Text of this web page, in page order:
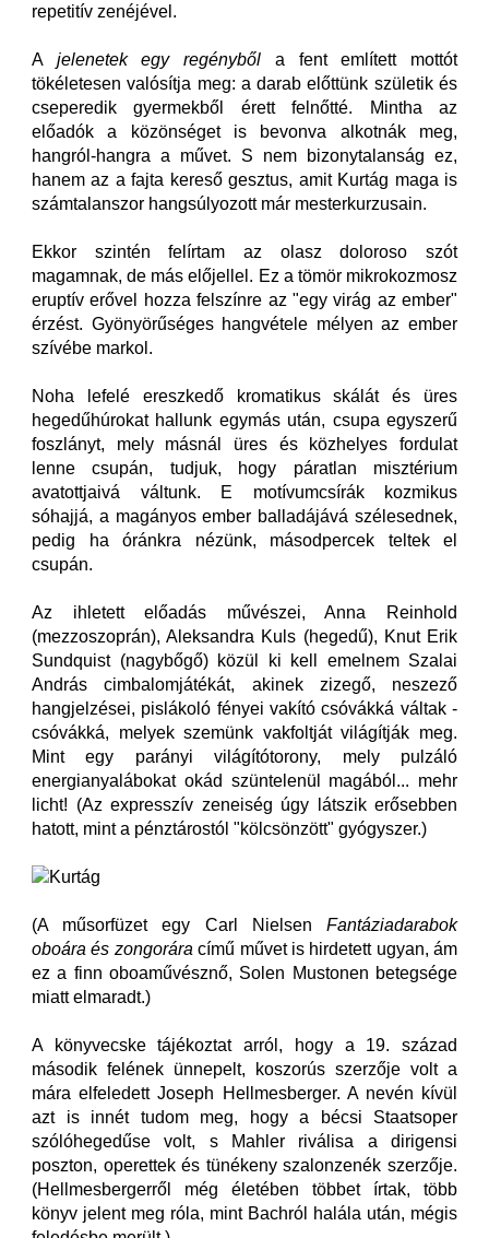
repetitív zenéjével.
A jelenetek egy regényből a fent említett mottót
tökéletesen valósítja meg: a darab előttünk születik és
cseperedik gyermekből érett felnőtté. Mintha az
előadók a közönséget is bevonva alkotnák meg,
hangról-hangra a művet. S nem bizonytalanság ez,
hanem az a fajta kereső gesztus, amit Kurtág maga is
számtalanszor hangsúlyozott már mesterkurzusain.
Ekkor szintén felírtam az olasz doloroso szót
magamnak, de más előjellel. Ez a tömör mikrokozmosz
eruptív erővel hozza felszínre az "egy virág az ember"
érzést. Gyönyörűséges hangvétele mélyen az ember
szívébe markol.
Noha lefelé ereszkedő kromatikus skálát és üres
hegedűhúrokat hallunk egymás után, csupa egyszerű
foszlányt, mely másnál üres és közhelyes fordulat
lenne csupán, tudjuk, hogy páratlan misztérium
avatottjaivá váltunk. E motívumcsírák kozmikus
sóhajjá, a magányos ember balladájává szélesednek,
pedig ha óránkra nézünk, másodpercek teltek el
csupán.
Az ihletett előadás művészei, Anna Reinhold
(mezzoszoprán), Aleksandra Kuls (hegedű), Knut Erik
Sundquist (nagybőgő) közül ki kell emelnem Szalai
András cimbalomjátékát, akinek zizegő, neszező
hangjelzései, pislákoló fényei vakító csóvákká váltak -
csóvákká, melyek szemünk vakfoltját világítják meg.
Mint egy parányi világítótorony, mely pulzáló
energianyalábokat okád szüntelenül magából... mehr
licht! (Az expresszív zeneiség úgy látszik erősebben
hatott, mint a pénztárostól "kölcsönzött" gyógyszer.)
(A műsorfüzet egy Carl Nielsen Fantáziadarabok
oboára és zongorára című művet is hirdetett ugyan, ám
ez a finn oboaművésznő, Solen Mustonen betegsége
miatt elmaradt.)
A könyvecske tájékoztat arról, hogy a 19. század
második felének ünnepelt, koszorús szerzője volt a
mára elfeledett Joseph Hellmesberger. A nevén kívül
azt is innét tudom meg, hogy a bécsi Staatsoper
szólóhegedűse volt, s Mahler riválisa a dirigensi
poszton, operettek és tünékeny szalonzenék szerzője.
(Hellmesbergerről még életében többet írtak, több
könyv jelent meg róla, mint Bachról halála után, mégis